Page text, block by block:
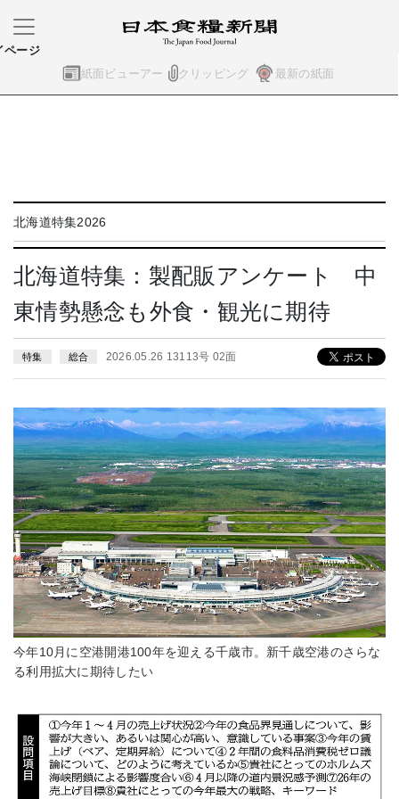
紙面ビューアー クリッピング 最新の紙面
ページ
北海道特集2026
北海道特集：製配販アンケート 中
東情勢懸念も外食・観光に期待
特集 総合 2026.05.26 13113号 02面
今年10月に空港開港100年を迎える千歳市。新千歳空港のさらな
る利用拡大に期待したい